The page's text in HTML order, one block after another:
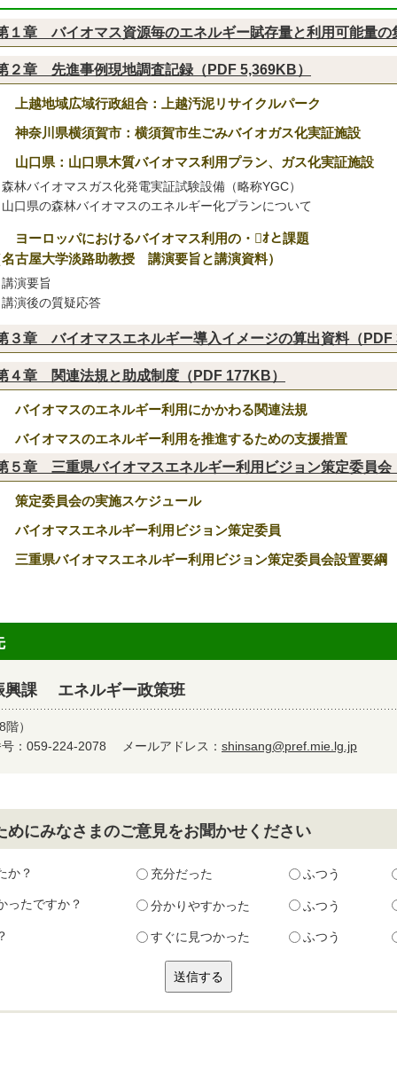
１章 バイオマス資源毎のエネルギー賦存量と利用可能量
２章 先進事例現地調査記録（PDF 5,369KB）
上越地域広域行政組合：上越汚泥リサイクルパーク
神奈川県横須賀市：横須賀市生ごみバイオガス化実証施設
山口県：山口県木質バイオマス利用プラン、ガス化実証施設
森林バイオマスガス化発電実証試験設備（略称YGC）
山口県の森林バイオマスのエネルギー化プランについて
ヨーロッパにおけるバイオマス利用の・ｵと課題
古屋大学淡路助教授 講演要旨と講演資料）
講演要旨
講演後の質疑応答
３章 バイオマスエネルギー導入イメージの算出資料（PDF
４章 関連法規と助成制度（PDF 177KB）
バイオマスのエネルギー利用にかかわる関連法規
バイオマスのエネルギー利用を推進するための支援措置
５章 三重県バイオマスエネルギー利用ビジョン策定委員会
策定委員会の実施スケジュール
バイオマスエネルギー利用ビジョン策定委員
三重県バイオマスエネルギー利用ビジョン策定委員会設置要綱
課 エネルギー政策班
）
：059-224-2078
メールアドレス： shinsang@pref.mie.lg.jp
にみなさまのご意見をお聞かせください
か？ 充分だった ふつう
ったですか？ 分かりやすかった ふつう
すぐに見つかった ふつう